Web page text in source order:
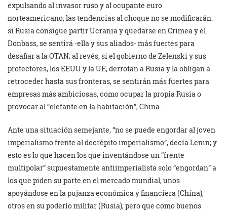
expulsando al invasor ruso y al ocupante euro
norteamericano, las tendencias al choque no se modificarán:
si Rusia consigue partir Ucrania y quedarse en Crimea y el
Donbass, se sentirá -ella y sus aliados- más fuertes para
desafiar a la OTAN; al revés, si el gobierno de Zelenski y sus
protectores, los EEUU y la UE, derrotan a Rusia y la obligan a
retroceder hasta sus fronteras, se sentirán más fuertes para
empresas más ambiciosas, como ocupar la propia Rusia o
provocar al “elefante en la habitación”, China.
Ante una situación semejante, “no se puede engordar al joven
imperialismo frente al decrépito imperialismo”, decía Lenin; y
esto es lo que hacen los que inventándose un “frente
multipolar” supuestamente antiimperialista solo “engordan” a
los que piden su parte en el mercado mundial, unos
apoyándose en la pujanza económica y financiera (China),
otros en su poderío militar (Rusia), pero que como buenos